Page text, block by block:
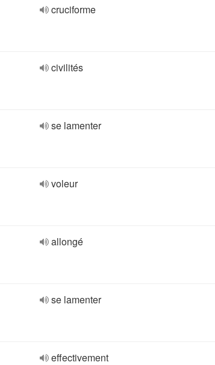
cruciforme
civilités
se lamenter
voleur
allongé
se lamenter
effectivement